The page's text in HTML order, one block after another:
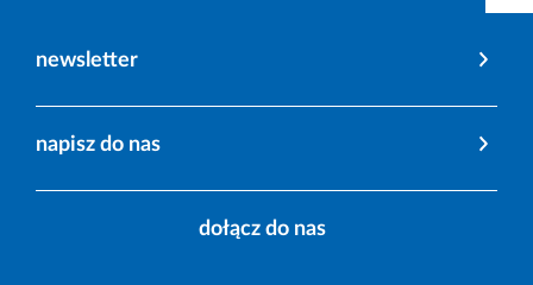
newsletter
napisz do nas
dołącz do nas